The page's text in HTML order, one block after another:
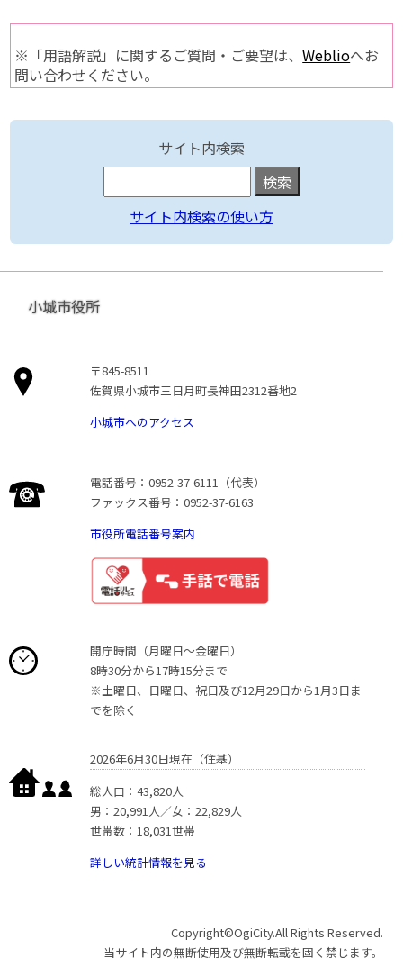
※「用語解説」に関するご質問・ご要望は、Weblioへお
問い合わせください。
サイト内検索
サイト内検索の使い方
小城市役所
〒845-8511
佐賀県小城市三日月町長神田2312番地2
小城市へのアクセス
電話番号：0952-37-6111（代表）
ファックス番号：0952-37-6163
市役所電話番号案内
開庁時間（月曜日〜金曜日）
8時30分から17時15分まで
※土曜日、日曜日、祝日及び12月29日から1月3日ま
でを除く
2026年6月30日現在（住基）
総人口：43,820人
男：20,991人／女：22,829人
世帯数：18,031世帯
詳しい統計情報を見る
Copyright©OgiCity.All Rights Reserved.
当サイト内の無断使用及び無断転載を固く禁じます。